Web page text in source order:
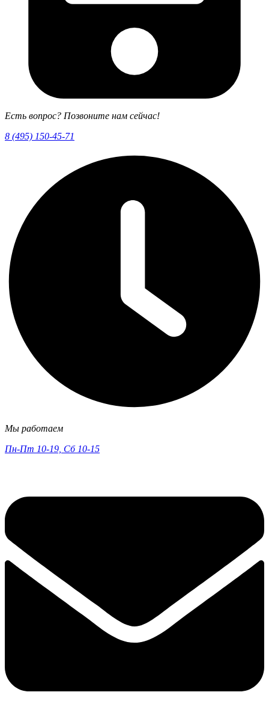
Есть вопрос? Позвоните нам сейчас!
8 (495) 150-45-71
Мы работаем
Пн-Пт 10-19, Сб 10-15